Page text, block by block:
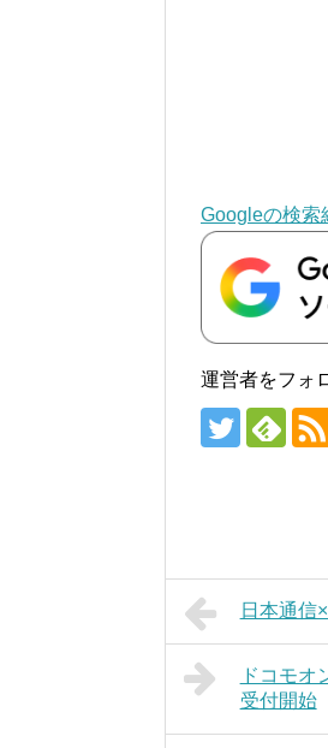
Googleの検索
運営者をフォ
日本通信
ドコモオ
受付開始